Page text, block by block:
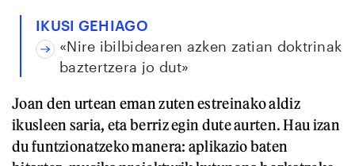
IKUSI GEHIAGO
«Nire ibilbidearen azken zatian doktrinak
baztertzera jo dut»
Joan den urtean eman zuten estreinako aldiz
ikusleen saria, eta berriz egin dute aurten. Hau izan
du funtzionatzeko manera: aplikazio baten